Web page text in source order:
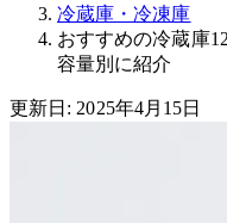
冷蔵庫・冷凍庫
おすすめの冷蔵庫
容量別に紹介
更新日: 2025年4月15日